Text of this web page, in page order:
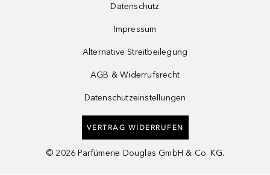
Datenschutz
Impressum
Alternative Streitbeilegung
AGB & Widerrufsrecht
Datenschutzeinstellungen
VERTRAG WIDERRUFEN
© 2026 Parfümerie Douglas GmbH & Co. KG.